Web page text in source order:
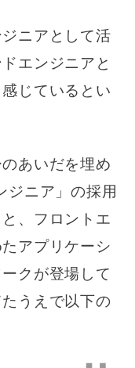
ニアとして活
エンジニアと
じているとい
あいだを埋め
ジニア」の採用
、フロントエ
アプリケーシ
クが登場して
うえで以下の